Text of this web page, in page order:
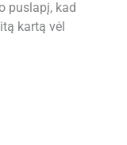
puslapį, kad
kartą vėl